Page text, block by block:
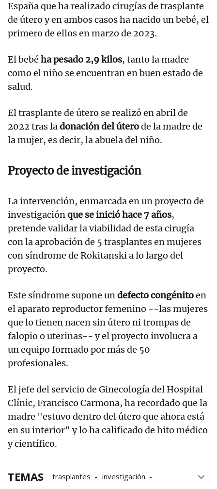
España que ha realizado cirugías de trasplante
de útero y en ambos casos ha nacido un bebé, el
primero de ellos en marzo de 2023.
El bebé ha pesado 2,9 kilos, tanto la madre
como el niño se encuentran en buen estado de
salud.
El trasplante de útero se realizó en abril de
2022 tras ladonación del úterode la madre de
la mujer, es decir, la abuela del niño.
Proyecto de investigación
La intervención, enmarcada en un proyecto de
investigaciónque se inició hace 7 años,
pretende validar la viabilidad de esta cirugía
con la aprobación de 5 trasplantes en mujeres
con síndrome de Rokitanski a lo largo del
proyecto.
Este síndrome supone undefecto congénitoen
el aparato reproductor femenino --las mujeres
que lo tienen nacen sin útero ni trompas de
falopio o uterinas-- y el proyecto involucra a
un equipo formado por más de 50
profesionales.
El jefe del servicio de Ginecología del Hospital
Clínic, Francisco Carmona, ha recordado que la
madre "estuvo dentro del útero que ahora está
en su interior" y lo ha calificado de hito médico
y científico.
TEMAS trasplantes
investigación